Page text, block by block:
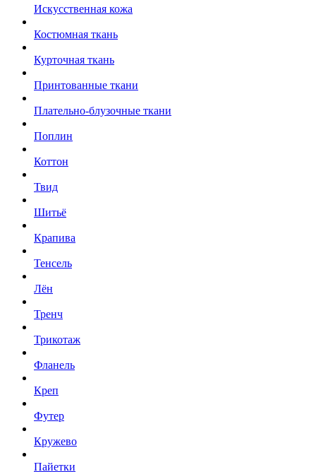
Искусственная кожа
Костюмная ткань
Курточная ткань
Принтованные ткани
Плательно-блузочные ткани
Поплин
Коттон
Твид
Шитьё
Крапива
Тенсель
Лён
Тренч
Трикотаж
Фланель
Креп
Футер
Кружево
Пайетки